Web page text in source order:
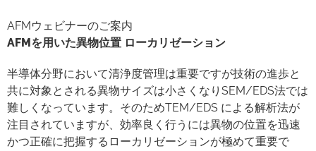
AFMウェビナーのご案内
AFMを用いた異物位置 ローカリゼーション
半導体分野において清浄度管理は重要ですが技術の進歩と
共に対象とされる異物サイズは小さくなりSEM/EDS法では
難しくなっています。そのためTEM/EDS による解析法が
注目されていますが、効率良く行うには異物の位置を迅速
かつ正確に把握するローカリゼーションが極めて重要で